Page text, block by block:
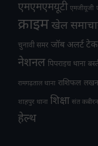
एमएमएमयूटी एमजीयूजी
क्राइमखेल
चुनावी समर जॉब अलर्ट टेक
नेशनल पिपराइच थाना
रामगढ़ताल थाना राशिफल
शाहपुर थाना शिक्षा संत
हेल्थ